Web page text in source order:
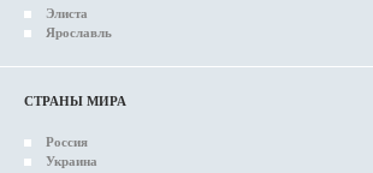
Элиста
Ярославль
СТРАНЫ МИРА
Россия
Украина